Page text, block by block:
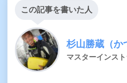
この記事を書いた人
杉山勝蔵（か
マスターインス